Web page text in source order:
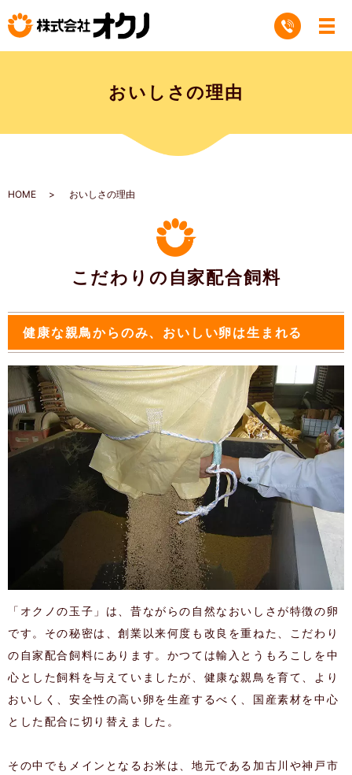
おいしさの理由
HOME おいしさの理由
こだわりの自家配合飼料
健康な親鳥からのみ、おいしい卵は生まれる
「オクノの玉子」は、昔ながらの自然なおいしさが特徴の卵
です。その秘密は、創業以来何度も改良を重ねた、こだわり
の自家配合飼料にあります。かつては輸入とうもろこしを中
心とした飼料を与えていましたが、健康な親鳥を育て、より
おいしく、安全性の高い卵を生産するべく、国産素材を中心
とした配合に切り替えました。
その中でもメインとなるお米は、地元である加古川や神戸市